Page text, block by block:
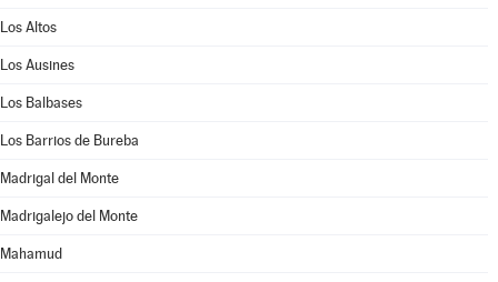
Los Altos
Los Ausines
Los Balbases
Los Barrios de Bureba
Madrigal del Monte
Madrigalejo del Monte
Mahamud